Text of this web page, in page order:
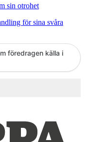
sin otrohet
för sina svåra
föredragen källa i